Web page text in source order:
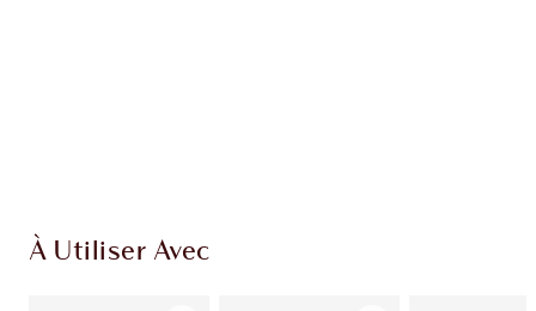
À Utiliser Avec